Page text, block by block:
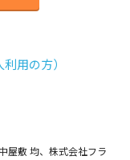
用の方）
屋敷 均、株式会社フラ